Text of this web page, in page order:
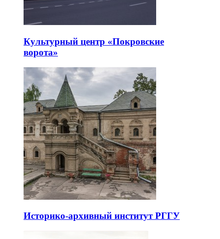
Культурный центр «Покровские
ворота»
Историко-архивный институт РГГУ